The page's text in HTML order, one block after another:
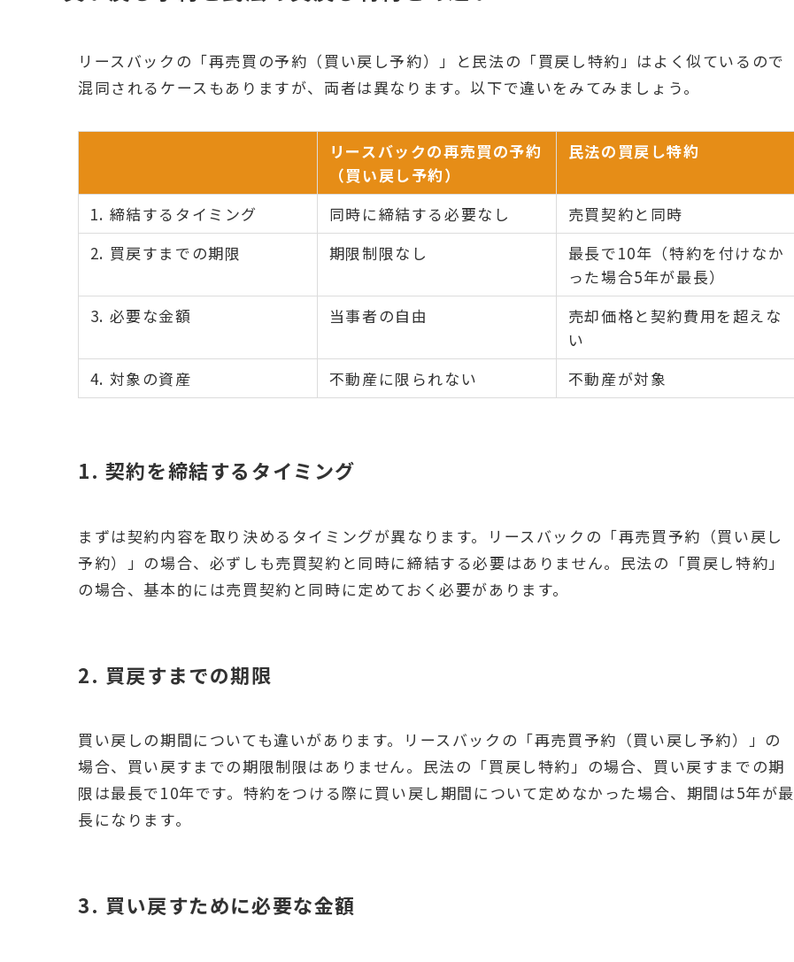
リースバックの「再売買の予約（買い戻し予約）」と民法の「買戻し特約」はよく似ているので
混同されるケースもありますが、両者は異なります。以下で違いをみてみましょう。
リースバックの再売買の予約
（買い戻し予約）
民法の買戻し特約
1. 締結するタイミング 同時に締結する必要なし
売買契約と同時
2. 買戻すまでの期限
期限制限なし
最長で10年（特約を付けなか
った場合5年が最長）
3. 必要な金額
当事者の自由
売却価格と契約費用を超えな
い
4. 対象の資産
不動産に限られない 不動産が対象
1. 契約を締結するタイミング
まずは契約内容を取り決めるタイミングが異なります。リースバックの「再売買予約（買い戻し
予約）」の場合、必ずしも売買契約と同時に締結する必要はありません。民法の「買戻し特約」
の場合、基本的には売買契約と同時に定めておく必要があります。
2. 買戻すまでの期限
買い戻しの期間についても違いがあります。リースバックの「再売買予約（買い戻し予約）」の
場合、買い戻すまでの期限制限はありません。民法の「買戻し特約」の場合、買い戻すまでの期
限は最長で10年です。特約をつける際に買い戻し期間について定めなかった場合、期間は5年が最
長になります。
3. 買い戻すために必要な金額